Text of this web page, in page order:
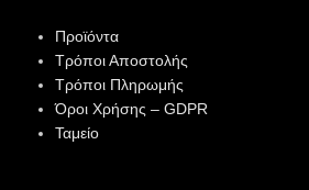
Προϊόντα
Τρόποι Αποστολής
Τρόποι Πληρωμής
Όροι Χρήσης – GDPR
Ταμείο